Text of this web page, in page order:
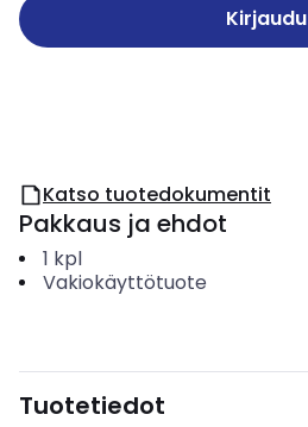
Kirjaudu
Katso tuotedokumentit
Pakkaus ja ehdot
1 kpl
Vakiokäyttötuote
Tuotetiedot